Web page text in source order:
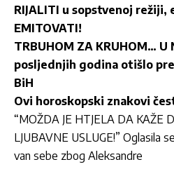
RIJALITI u sopstvenoj režiji,
EMITOVATI!
TRBUHOM ZA KRUHOM…
posljednjih godina otišlo
BiH
Ovi horoskopski znakovi
“MOŽDA JE HTJELA DA KAŽE
LJUBAVNE USLUGE!” Oglasila
van sebe zbog Aleksandre